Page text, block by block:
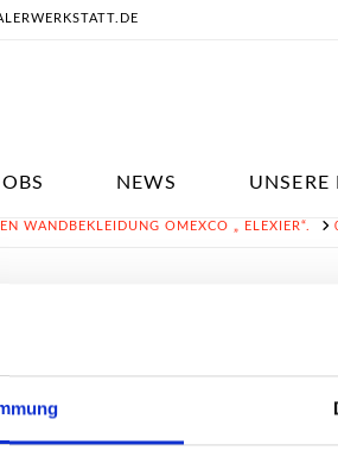
NEWS UNSERE
WANDBEKLEIDUNG OMEXCO „ ELEXIER“.
11.